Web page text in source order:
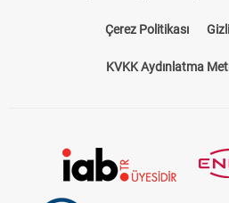
Çerez Politikası
KVKK Aydınlatma